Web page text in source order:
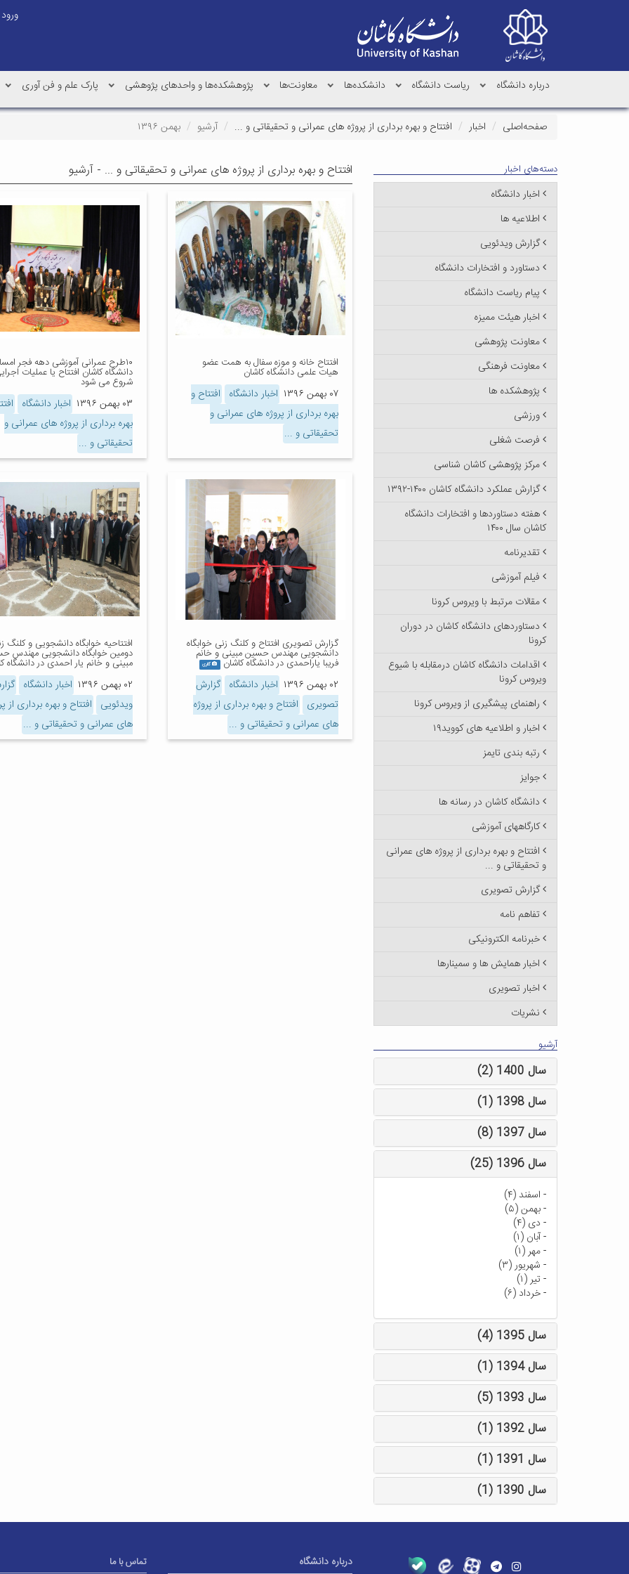
ورود
درباره دانشگاه ریاست دانشگاه دانشکده‌ها معاونت‌ها پژوهشکده‌ها و واحدهای پژوهشی پارک علم و فن آوری
صفحه‌اصلی اخبار افتتاح و بهره برداری از پروژه های عمرانی و تحقیقاتی و ... آرشیو بهمن ۱۳۹۶
افتتاح و بهره برداری از پروژه های عمرانی و تحقیقاتی و ... - آرشیو
افتتاح خانه و موزه سفال به همت عضو
هیات علمی دانشگاه کاشان
۰۷ بهمن ۱۳۹۶ اخبار دانشگاه افتتاح و
بهره برداری از پروژه های عمرانی و
تحقیقاتی و ...
۱۰طرح عمرانی آموزشی دهه فجر
دانشگاه کاشان افتتاح یا عملیات
شروع می شود
۰۳ بهمن ۱۳۹۶ اخبار دانشگاه
بهره برداری از پروژه های عمرانی و
تحقیقاتی و ...
گزارش تصویری افتتاح و کلنگ زنی خوابگاه
دانشجویی مهندس حسین مبینی و خانم
فریبا یاراحمدی در دانشگاه کاشان گالری
۰۲ بهمن ۱۳۹۶ اخبار دانشگاه گزارش
تصویری افتتاح و بهره برداری از پروژه
های عمرانی و تحقیقاتی و ...
افتتاحیه خوابگاه دانشجویی و کلنگ
دومین خوابگاه دانشجویی مهندس
مبینی و خانم یار احمدی در دانشگاه
۰۲ بهمن ۱۳۹۶ اخبار دانشگاه
ویدئویی افتتاح و بهره برداری از
های عمرانی و تحقیقاتی و ...
دسته‌های اخبار
اخبار دانشگاه
اطلاعیه ها
گزارش ویدئویی
دستاورد و افتخارات دانشگاه
پیام ریاست دانشگاه
اخبار هیئت ممیزه
معاونت پژوهشی
معاونت فرهنگی
پژوهشکده ها
ورزشی
فرصت شغلی
مرکز پژوهشی کاشان شناسی
گزارش عملکرد دانشگاه کاشان ۱۴۰۰-۱۳۹۲
هفته دستاوردها و افتخارات دانشگاه
کاشان سال ۱۴۰۰
تقدیرنامه
فیلم آموزشی
مقالات مرتبط با ویروس کرونا
دستاوردهای دانشگاه کاشان در دوران
کرونا
اقدامات دانشگاه کاشان درمقابله با شیوع
ویروس کرونا
راهنمای پیشگیری از ویروس کرونا
اخبار و اطلاعیه های کووید۱۹
رتبه بندی تایمز
جوایز
دانشگاه کاشان در رسانه ها
کارگاههای آموزشی
افتتاح و بهره برداری از پروژه های عمرانی
و تحقیقاتی و ...
گزارش تصویری
تفاهم نامه
خبرنامه الکترونیکی
اخبار همایش ها و سمینارها
اخبار تصویری
نشریات
آرشیو
سال 1400 (2)
سال 1398 (1)
سال 1397 (8)
سال 1396 (25)
- اسفند (۴)
-بهمن (۵)
- دی (۴)
-آبان (۱)
-مهر (۱)
- شهریور (۳)
-تیر (۱)
-خرداد (۶)
سال 1395 (4)
سال 1394 (1)
سال 1393 (5)
سال 1392 (1)
سال 1391 (1)
سال 1390 (1)
درباره دانشگاه تماس با ما